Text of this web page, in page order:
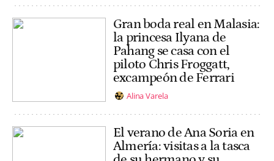
Gran boda real en Malasia:
la princesa Ilyana de
Pahang se casa con el
piloto Chris Froggatt,
excampeón de Ferrari
Alina Varela
El verano de Ana Soria en
Almería: visitas a la tasca